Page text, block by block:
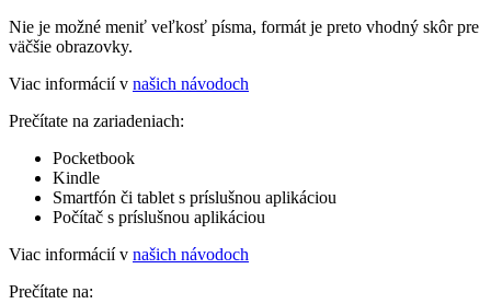
Nie je možné meniť veľkosť písma, formát je preto vhodný skôr pre
väčšie obrazovky.
Viac informácií v našich návodoch
Prečítate na zariadeniach:
Pocketbook
Kindle
Smartfón či tablet s príslušnou aplikáciou
Počítač s príslušnou aplikáciou
Viac informácií v našich návodoch
Prečítate na: